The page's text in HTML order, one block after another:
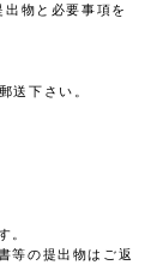
物と必要事項を
送下さい。
。
等の提出物はご返